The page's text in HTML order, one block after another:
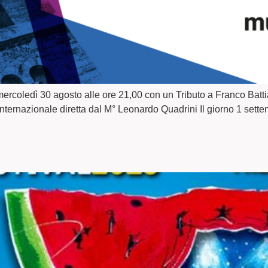
30 agosto alle ore 21,00 con un Tributo a Franco
diretta dal M° Leonardo Quadrini Il giorno 1